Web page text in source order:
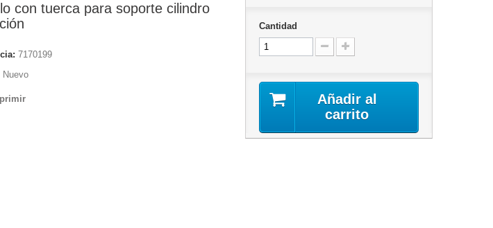
con tuerca para soporte cilindro
7170199
Nuevo
Cantidad
Añadir al
carrito